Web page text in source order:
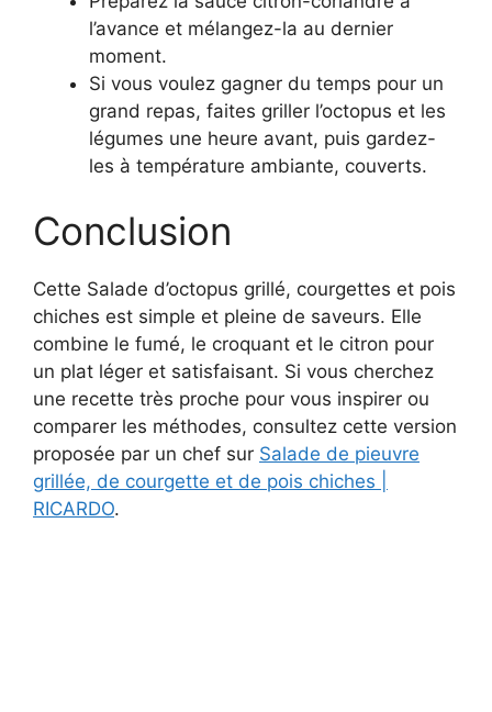
l’avance et mélangez-la au dernier
moment.
Si vous voulez gagner du temps pour un
grand repas, faites griller l’octopus et les
légumes une heure avant, puis gardez-
les à température ambiante, couverts.
Conclusion
Cette Salade d’octopus grillé, courgettes et pois
chiches est simple et pleine de saveurs. Elle
combine le fumé, le croquant et le citron pour
un plat léger et satisfaisant. Si vous cherchez
une recette très proche pour vous inspirer ou
comparer les méthodes, consultez cette version
proposée par un chef sur Salade de pieuvre
grillée, de courgette et de pois chiches |
RICARDO.